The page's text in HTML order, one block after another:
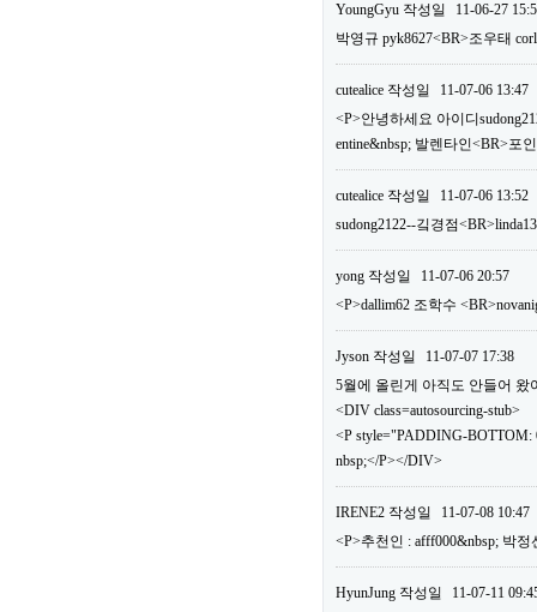
YoungGyu 작성일
11-06-27
박영규 pyk8627<BR>조우태
cutealice 작성일
11-07-06 13:47
<P>안녕하세요 아이디
entine&nbsp; 발렌타인<BR>포
cutealice 작성일
11-07-06 13:52
sudong2122--깈경점
yong 작성일
11-07-06 20:57
<P>dallim62 조학수
Jyson 작성일
11-07-07 17:38
5월에 올린게 아직도 안들어 왔
<DIV class=autosourcing-stub>
<P style="PADDING-
nbsp;</P></DIV>
IRENE2 작성일
11-07-08 10:47
<P>추천인 : afff000&nbsp; 박
HyunJung 작성일
11-07-11